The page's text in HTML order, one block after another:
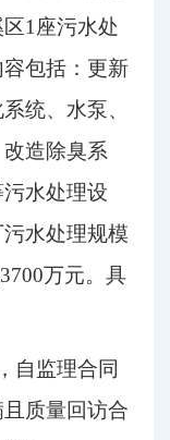
1座污水处
包括：更新
统、水泵、
造除臭系
水处理设
水处理规模
万元。 具
自监理合同
质量回访合